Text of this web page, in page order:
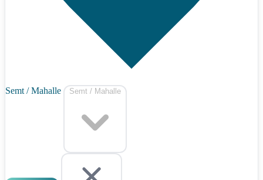
Semt / Mahalle Semt / Mahalle